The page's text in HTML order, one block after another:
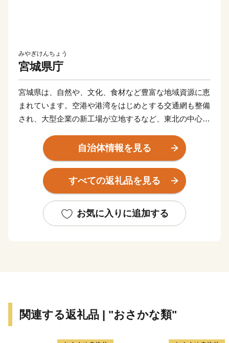
みやぎけんちょう
宮城県庁
宮城県は、自然や、文化、食材など豊富な地域資源に恵
まれています。空港や港湾をはじめとする交通網も整備
され、大型企業の新工場が立地するなど、東北の中心と
東日本大震災により甚大な被害を受けましたが、再生と
さらなる発展につながる「創造的な復興」に向けた取り
組みを推進し、県民の皆さんと力を合わせ、魅力ある宮
城を築いてまいります。
自治体情報を見る
すべての返礼品を見る
お気に入りに追加する
関連する返礼品 | "おさかな類"